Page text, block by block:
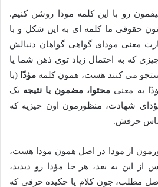
رو با این کلمه مودا روشن کنیم.
حقوقی ما کلمه ای به این شکل و با
معنی مودای گواهی گواهان دنبالش
که به احتمال زیاد توی ذهن شما یا
می کنند هست، همون کلمه مؤدّا (با
به معنی محتوا، مضمون یا نتیجه یک
شهادت، منظورمون اون چیزیه که
حرفش.
از مودا در اصل همون مؤدا هست،
این به بعد، هر جا مؤدا رو دیدید،
اصل مطلب، جون کلام یا چکیده حرفی که